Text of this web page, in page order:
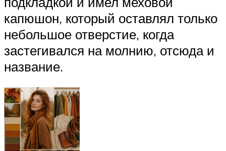
капюшон, который оставлял только
небольшое отверстие, когда
застегивался на молнию, отсюда и
название.